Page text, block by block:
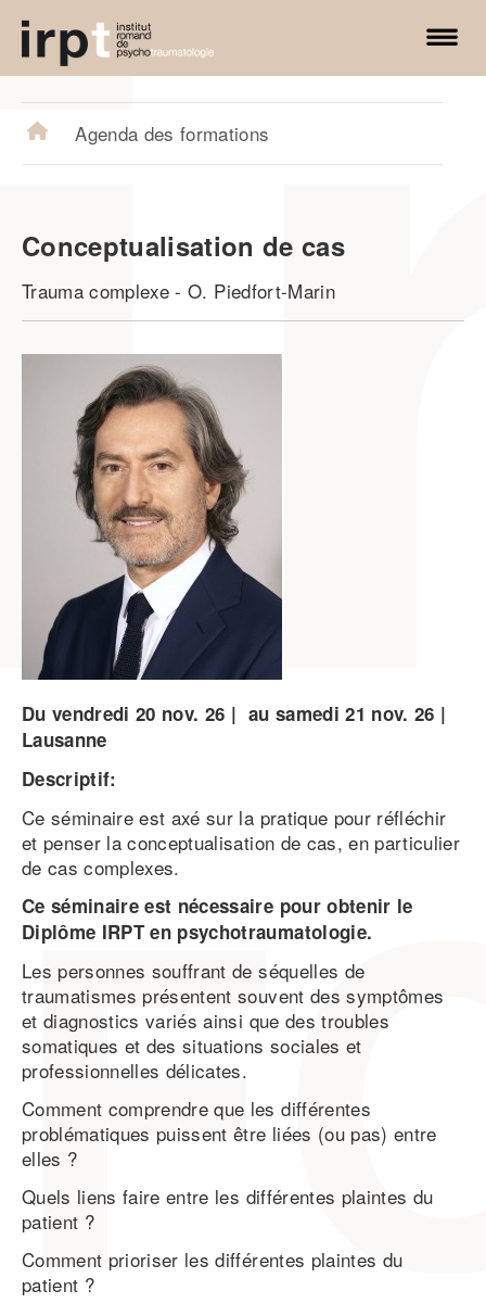
Agenda des formations
Conceptualisation de cas
Trauma complexe-O. Piedfort-Marin
Duvendredi 20 nov. 26 au samedi 21 nov. 26
Lausanne
Descriptif:
Ce séminaire est axé sur la pratique pour réfléchir
et penser la conceptualisation de cas, en particulier
de cas complexes.
Ce séminaire est nécessaire pour obtenir le
Diplôme IRPT en psychotraumatologie.
Les personnes souffrant de séquelles de
traumatismes présentent souvent des symptômes
et diagnostics variés ainsi que des troubles
somatiques et des situations sociales et
professionnelles délicates.
Comment comprendre que les différentes
problématiques puissent être liées (ou pas) entre
elles ?
Quels liens faire entre les différentes plaintes du
patient ?
Comment prioriser les différentes plaintes du
patient ?